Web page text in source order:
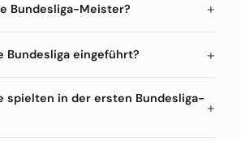
Bundesliga-Meister?
Bundesliga eingeführt?
spielten in der ersten Bundesliga-